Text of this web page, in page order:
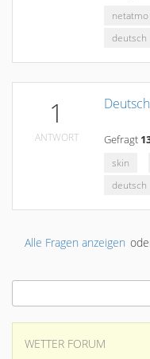
netatmo
deutsch
1
ANTWORT Gefragt
skin
deutsch
Alle Fragen anzeigen
WETTER FORUM